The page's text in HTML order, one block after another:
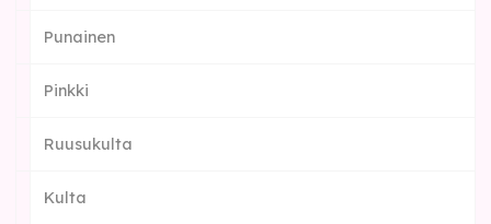
Punainen
Pinkki
Ruusukulta
Kulta